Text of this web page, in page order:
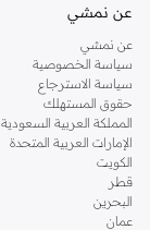
عن نمشي
عن نمشي
سياسة الخصوصية
سياسة الاسترجاع
حقوق المستهلك
المملكة العربية السعودية
الإمارات العربية المتحدة
الكويت
قطر
البحرين
عمان